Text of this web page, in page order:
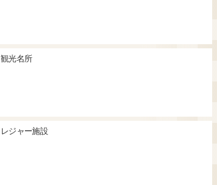
観光名所
レジャー施設